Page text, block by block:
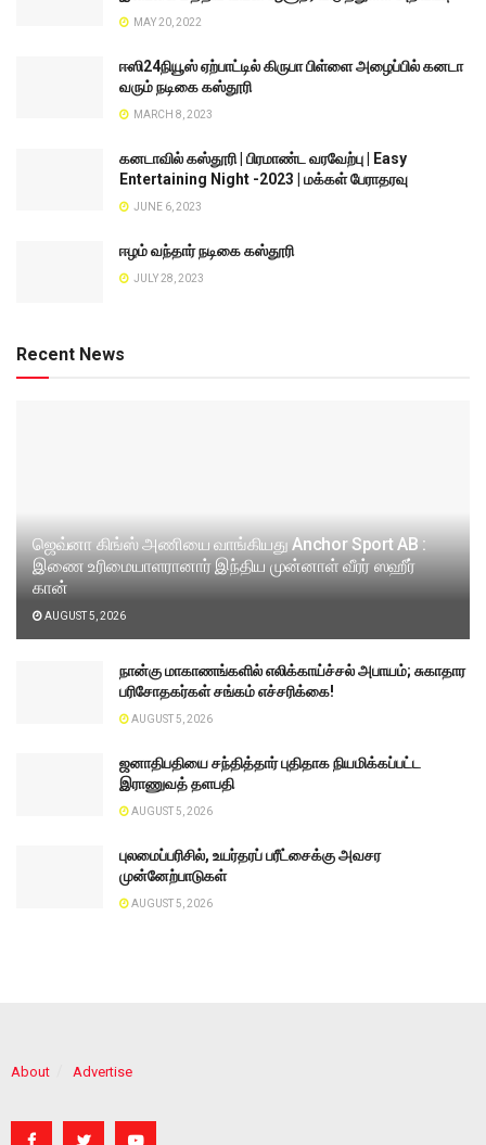
MAY 20, 2022
ஈஸி24நியூஸ் ஏற்பாட்டில் கிருபா பிள்ளை அழைப்பில் கனடா
வரும் நடிகை கஸ்தூரி
MARCH 8, 2023
கனடாவில் கஸ்தூரி | பிரமாண்ட வரவேற்பு | Easy
Entertaining Night -2023 | மக்கள் பேராதரவு
JUNE 6, 2023
ஈழம் வந்தார் நடிகை கஸ்தூரி
JULY 28, 2023
Recent News
ஜெவ்னா கிங்ஸ் அணியை வாங்கியது Anchor Sport AB :
இணை உரிமையாளரானார் இந்திய முன்னாள் வீரர் ஸஹீர்
கான்
AUGUST 5, 2026
நான்கு மாகாணங்களில் எலிக்காய்ச்சல் அபாயம்; சுகாதார
பரிசோதகர்கள் சங்கம் எச்சரிக்கை!
AUGUST 5, 2026
ஜனாதிபதியை சந்தித்தார் புதிதாக நியமிக்கப்பட்ட
இராணுவத் தளபதி
AUGUST 5, 2026
புலமைப்பரிசில், உயர்தரப் பரீட்சைக்கு அவசர
முன்னேற்பாடுகள்
AUGUST 5, 2026
About Advertise